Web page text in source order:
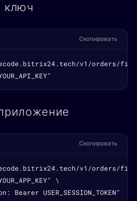
ключ
Скопировать
v1/orders/
Скопировать
v1/orders/
\
Bearer USER_SESSION_TOKEN"